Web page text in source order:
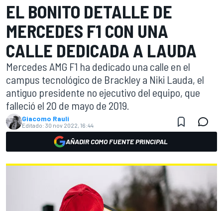
EL BONITO DETALLE DE
MERCEDES F1 CON UNA
CALLE DEDICADA A LAUDA
Mercedes AMG F1 ha dedicado una calle en el
campus tecnológico de Brackley a Niki Lauda, el
antiguo presidente no ejecutivo del equipo, que
falleció el 20 de mayo de 2019.
Giacomo Rauli
Editado: 30 nov 2022, 16:44
AÑADIR COMO FUENTE PRINCIPAL